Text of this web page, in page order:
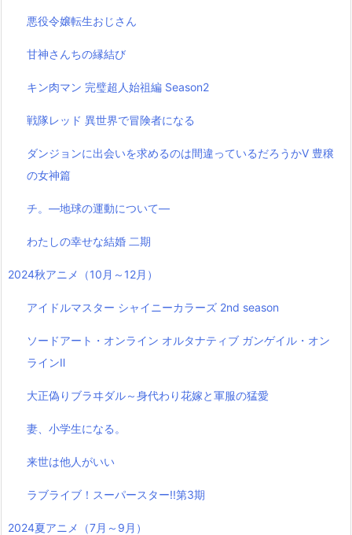
悪役令嬢転生おじさん
甘神さんちの縁結び
キン肉マン 完璧超人始祖編 Season2
戦隊レッド 異世界で冒険者になる
ダンジョンに出会いを求めるのは間違っているだろうかⅤ 豊穣
の女神篇
チ。―地球の運動について―
わたしの幸せな結婚 二期
2024秋アニメ（10月～12月）
アイドルマスター シャイニーカラーズ 2nd season
ソードアート・オンライン オルタナティブ ガンゲイル・オン
ラインⅡ
大正偽りブラヰダル～身代わり花嫁と軍服の猛愛
妻、小学生になる。
来世は他人がいい
ラブライブ！スーパースター!!第3期
2024夏アニメ（7月～9月）